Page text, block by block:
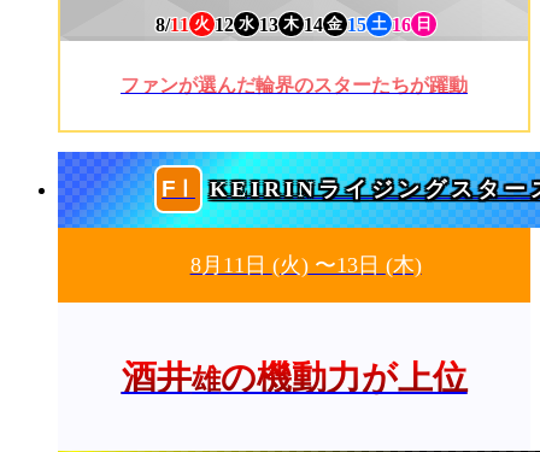
8/11 火 12 水 13 木 14 金 15 土 16 日
ファンが選んだ輪界のスターたちが躍動
KEIRINライジングスター
8月11日 (火)〜13日 (木)
酒井雄の機動力が上位